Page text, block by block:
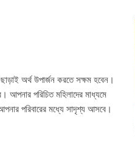
অর্থ উপার্জন করতে সক্ষম হবেন।
আপনার পরিচিত মহিলাদের মাধ্যমে
পরিবারের মধ্যে সাদৃশ্য আসবে।